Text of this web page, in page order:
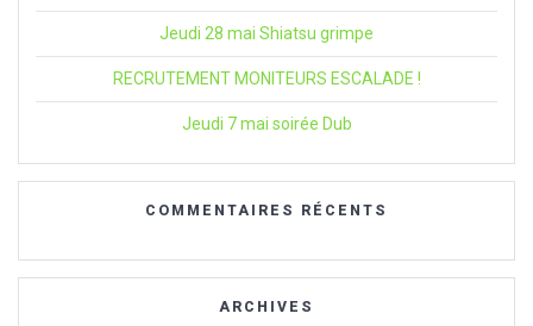
Jeudi 28 mai Shiatsu grimpe
RECRUTEMENT MONITEURS ESCALADE !
Jeudi 7 mai soirée Dub
COMMENTAIRES RÉCENTS
ARCHIVES